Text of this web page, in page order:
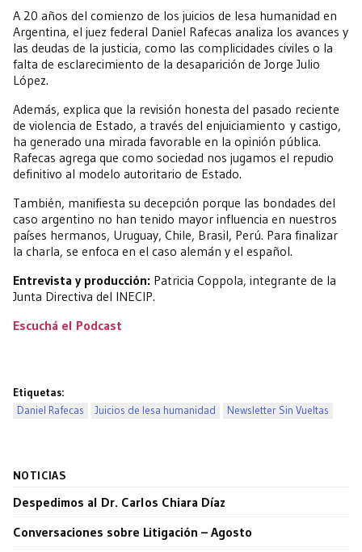
A 20 años del comienzo de los juicios de lesa humanidad en
Argentina, el juez federal Daniel Rafecas analiza los avances y
las deudas de la justicia, como las complicidades civiles o la
falta de esclarecimiento de la desaparición de Jorge Julio
López.
Además, explica que la revisión honesta del pasado reciente
de violencia de Estado, a través del enjuiciamiento y castigo,
ha generado una mirada favorable en la opinión pública.
Rafecas agrega que como sociedad nos jugamos el repudio
definitivo al modelo autoritario de Estado.
También, manifiesta su decepción porque las bondades del
caso argentino no han tenido mayor influencia en nuestros
países hermanos, Uruguay, Chile, Brasil, Perú. Para finalizar
la charla, se enfoca en el caso alemán y el español.
Entrevista y producción: Patricia Coppola, integrante de la
Junta Directiva del INECIP.
Escuchá el Podcast
Etiquetas:
Daniel Rafecas
Juicios de lesa humanidad Newsletter Sin Vueltas
NOTICIAS
Despedimos al Dr. Carlos Chiara Díaz
Conversaciones sobre Litigación – Agosto